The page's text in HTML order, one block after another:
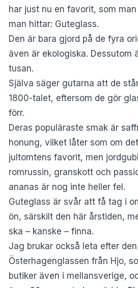
har just nu en favorit, som
man hittar: Guteglass.
Den är bara gjord på de fyra
även är ekologiska. Dessutom
tusan.
Själva säger gutarna att de
1800-talet, eftersom de gör
förr.
Deras populäraste smak är
honung, vilket låter som om
jultomtens favorit, men
romrussin, granskott och
ananas är nog inte heller fel.
Guteglass är svår att få tag i
ön, särskilt den här årstiden,
ska – kanske – finna.
Jag brukar också leta efter
Österhagenglassen från Hjo,
butiker även i mellansverige,